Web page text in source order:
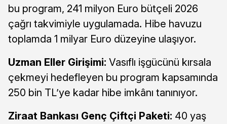
bu program, 241 milyon Euro bütçeli 2026
çağrı takvimiyle uygulamada. Hibe havuzu
toplamda 1 milyar Euro düzeyine ulaşıyor.
Uzman Eller Girişimi: Vasıflı işgücünü kırsala
çekmeyi hedefleyen bu program kapsamında
250 bin TL’ye kadar hibe imkânı tanınıyor.
Ziraat Bankası Genç Çiftçi Paketi: 40 yaş